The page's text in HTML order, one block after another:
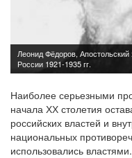
Наиболее серьезными
начала ХХ столетия
российских властей и
национальных
использовались властями.